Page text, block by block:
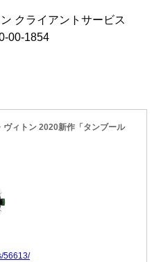
クライアントサービス
00-1854
ィトン 2020新作「タンブール
56613/